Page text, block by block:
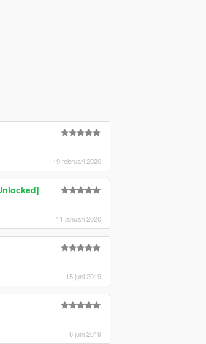
19 februari 2020
11 januari 2020
15 juni 2019
6 juni 2019